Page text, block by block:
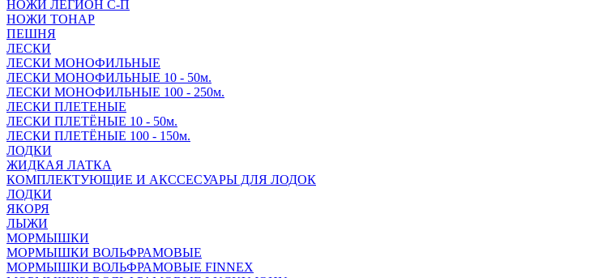
НОЖИ ЛЕГИОН С-П
НОЖИ ТОНАР
ПЕШНЯ
ЛЕСКИ
ЛЕСКИ МОНОФИЛЬНЫЕ
ЛЕСКИ МОНОФИЛЬНЫЕ 10 - 50м.
ЛЕСКИ МОНОФИЛЬНЫЕ 100 - 250м.
ЛЕСКИ ПЛЕТЕНЫЕ
ЛЕСКИ ПЛЕТЁНЫЕ 10 - 50м.
ЛЕСКИ ПЛЕТЁНЫЕ 100 - 150м.
ЛОДКИ
ЖИДКАЯ ЛАТКА
КОМПЛЕКТУЮЩИЕ И АКССЕСУАРЫ ДЛЯ ЛОДОК
ЛОДКИ
ЯКОРЯ
ЛЫЖИ
МОРМЫШКИ
МОРМЫШКИ ВОЛЬФРАМОВЫЕ
МОРМЫШКИ ВОЛЬФРАМОВЫЕ FINNEX